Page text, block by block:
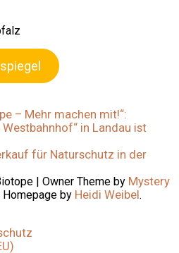
– Mehr machen mit!“:
in Landau ist
für Naturschutz in der
|Owner Theme by Mystery
by Heidi Weibel.